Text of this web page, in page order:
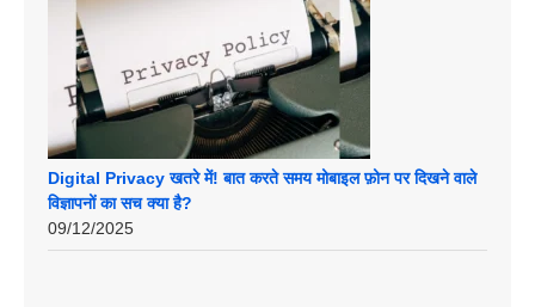
Digital Privacy खतरे में! बात करते समय मोबाइल फ़ोन पर दिखने वाले
विज्ञापनों का सच क्या है?
09/12/2025